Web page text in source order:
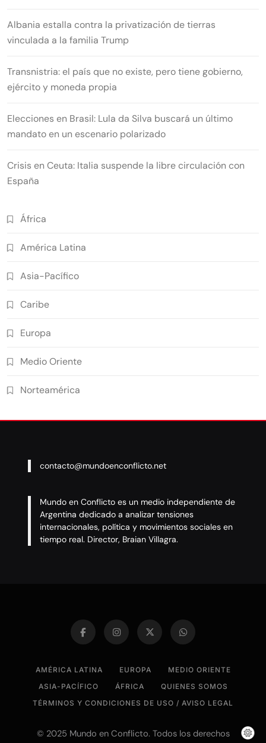
Albania estalla contra la privatización de tierras
vinculada a la familia Trump
Transnistria: el país que no existe, pero tiene gobierno,
ejército y moneda propia
Elecciones en Brasil: Lula da Silva buscará un último
mandato en un escenario polarizado
Crisis en Ceuta: Italia suspende la libre circulación con
España
África
América Latina
Asia-Pacífico
Caribe
Europa
Medio Oriente
Norteamérica
contacto@mundoenconflicto.net
Mundo en Conflicto es un medio independiente de
Argentina dedicado a analizar tensiones
internacionales, política y movimientos sociales en
tiempo real. Director, Braian Villagra.
AMÉRICA LATINA EUROPA
MEDIO ORIENTE
ASIA-PACÍFICO
ÁFRICA
QUIENES SOMOS
TÉRMINOS Y CONDICIONES DE USO / AVISO LEGAL
© 2025 Mundo en Conflicto. Todos los derechos